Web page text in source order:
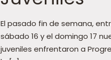
El pasado fin de semana,
sábado 16 y el domingo 17
juveniles enfrentaron a